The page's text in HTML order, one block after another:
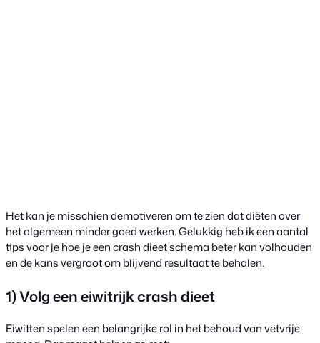
Het kan je misschien demotiveren om te zien dat diëten over
het algemeen minder goed werken. Gelukkig heb ik een aantal
tips voor je hoe je een crash dieet schema beter kan volhouden
en de kans vergroot om blijvend resultaat te behalen.
1) Volg een eiwitrijk crash dieet
Eiwitten spelen een belangrijke rol in het behoud van vetvrije